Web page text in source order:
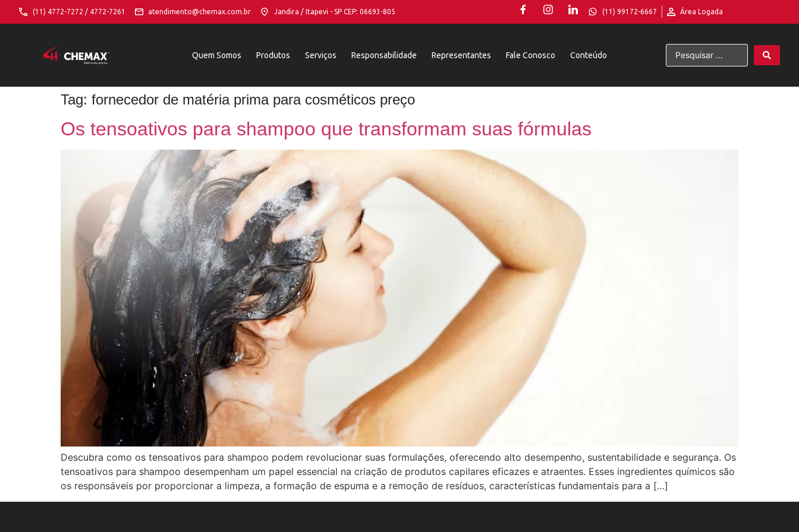
(11) 4772-7272 / 4772-7261 atendimento@chemax.com.br Jandira / Itapevi - SP CEP: 06693-805 (11) 99172-6667 Área Logada
Quem Somos Produtos Serviços Responsabilidade Representantes Fale Conosco Conteúdo
Tag: fornecedor de matéria prima para cosméticos preço
Os tensoativos para shampoo que transformam suas fórmulas
Descubra como os tensoativos para shampoo podem revolucionar suas formulações, oferecendo alto desempenho, sustentabilidade e segurança. Os
tensoativos para shampoo desempenham um papel essencial na criação de produtos capilares eficazes e atraentes. Esses ingredientes químicos são
os responsáveis por proporcionar a limpeza, a formação de espuma e a remoção de resíduos, características fundamentais para a […]